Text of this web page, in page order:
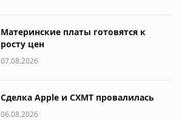
Материнские платы готовятся к
росту цен
07.08.2026
Сделка Apple и CXMT провалилась
06.08.2026